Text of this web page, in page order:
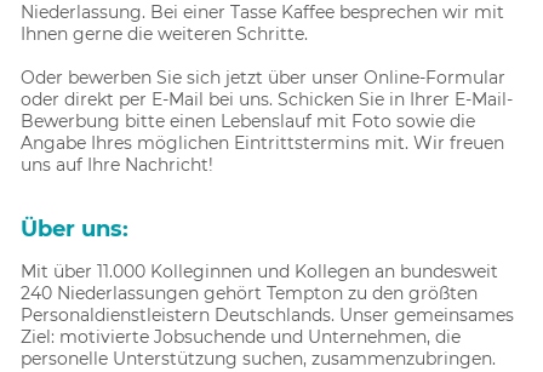
Niederlassung. Bei einer Tasse Kaffee besprechen wir mit
Ihnen gerne die weiteren Schritte.
Oder bewerben Sie sich jetzt über unser Online-Formular
oder direkt per E-Mail bei uns. Schicken Sie in Ihrer E-Mail-
Bewerbung bitte einen Lebenslauf mit Foto sowie die
Angabe Ihres möglichen Eintrittstermins mit. Wir freuen
uns auf Ihre Nachricht!
Über uns:
Mit über 11.000 Kolleginnen und Kollegen an bundesweit
240 Niederlassungen gehört Tempton zu den größten
Personaldienstleistern Deutschlands. Unser gemeinsames
Ziel: motivierte Jobsuchende und Unternehmen, die
personelle Unterstützung suchen, zusammenzubringen.